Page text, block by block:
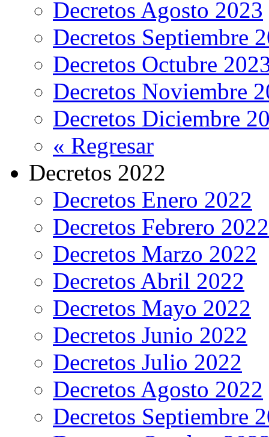
Decretos Agosto 2023
Decretos Septiembre
Decretos Octubre
Decretos Noviembre
Decretos Diciembre
« Regresar
Decretos 2022
Decretos Enero 2022
Decretos Febrero 2022
Decretos Marzo 2022
Decretos Abril 2022
Decretos Mayo 2022
Decretos Junio 2022
Decretos Julio 2022
Decretos Agosto 2022
Decretos Septiembre